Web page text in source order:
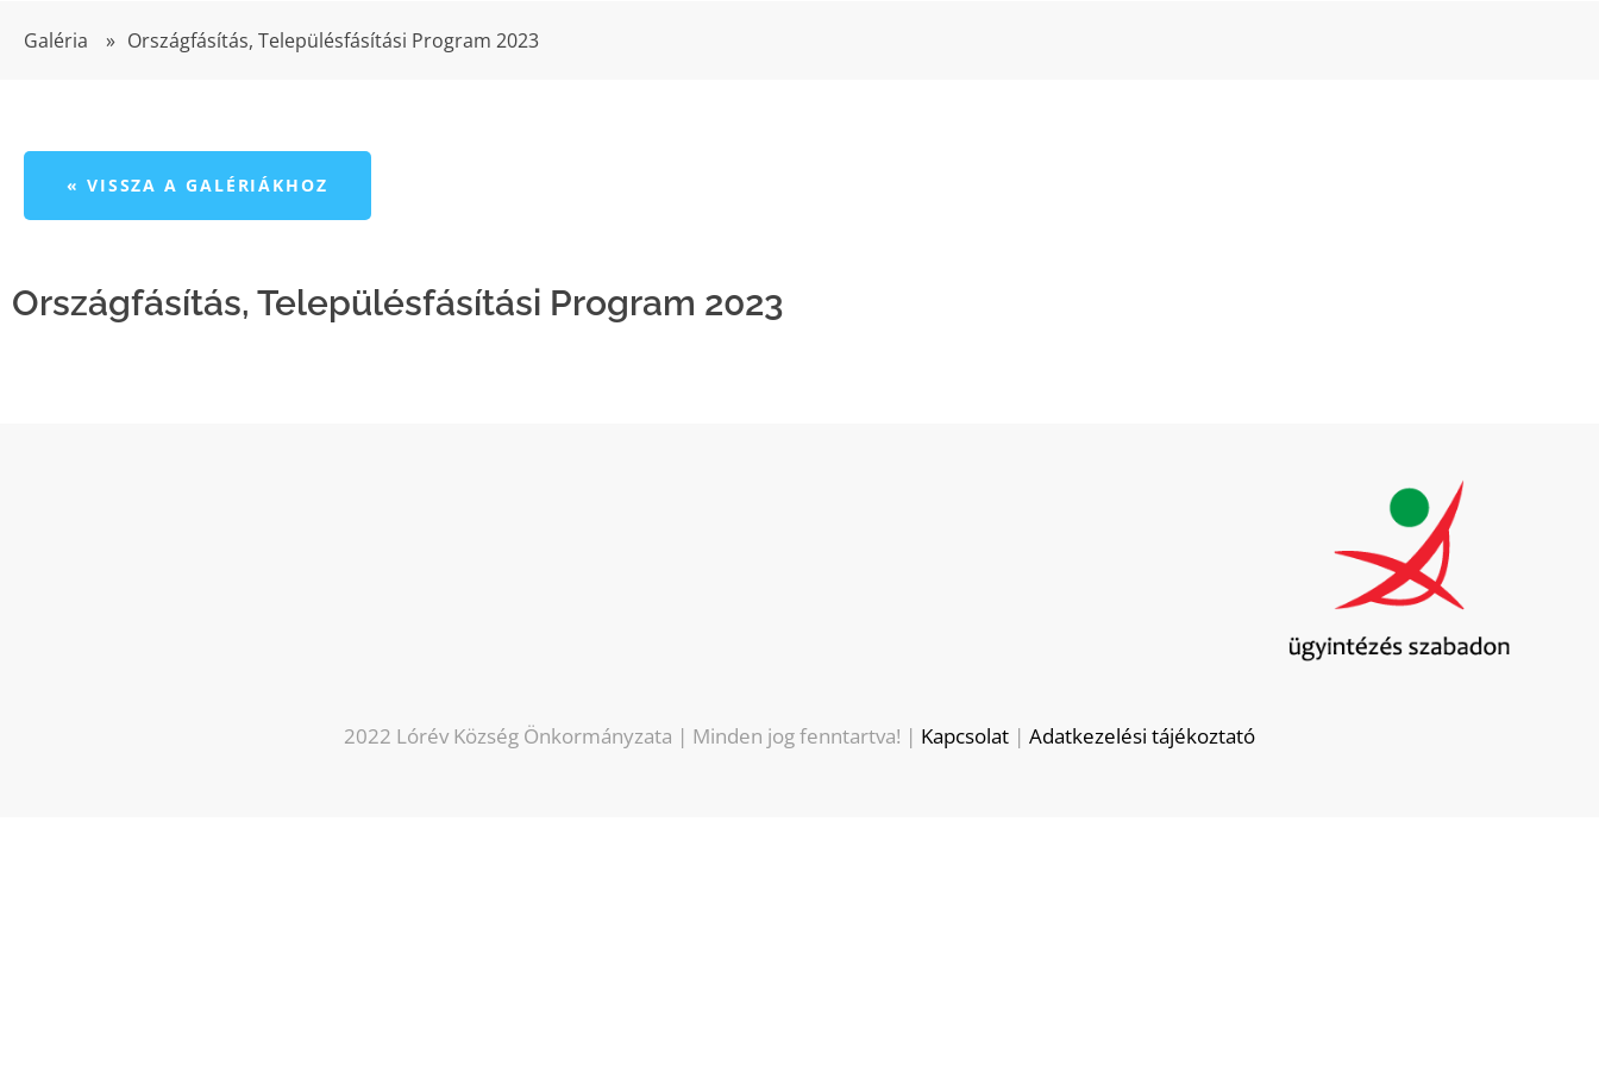
Galéria » Országfásítás, Településfásítási Program 2023
« VISSZA A GALÉRIÁKHOZ
Országfásítás, Településfásítási Program 2023
2022 Lórév Község Önkormányzata | Minden jog fenntartva! | Kapcsolat | Adatkezelési tájékoztató